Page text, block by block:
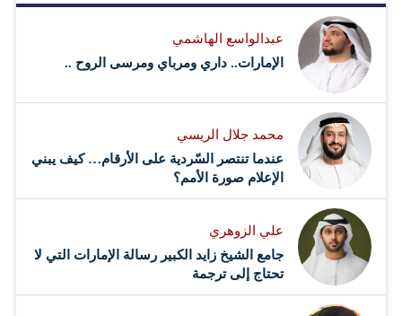
عبدالواسع الهاشمي
الإمارات.. داري ومرباي ومرسى الروح ..
محمد جلال الريسي
عندما تنتصر السّردية على الأرقام… كيف يبني
الإعلام صورة الأمم؟
علي الزوهري
جامع الشيخ زايد الكبير رسالة الإمارات التي لا
تحتاج إلى ترجمة